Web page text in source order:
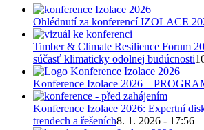
Ohlédnutí za konferencí IZOLACE
Timber & Climate Resilience Forum
súčasť klimaticky odolnej budúcnosti
Konference Izolace 2026 –
Konference Izolace 2026: Expertní
trendech a řešeních8. 1. 2026 - 17:56